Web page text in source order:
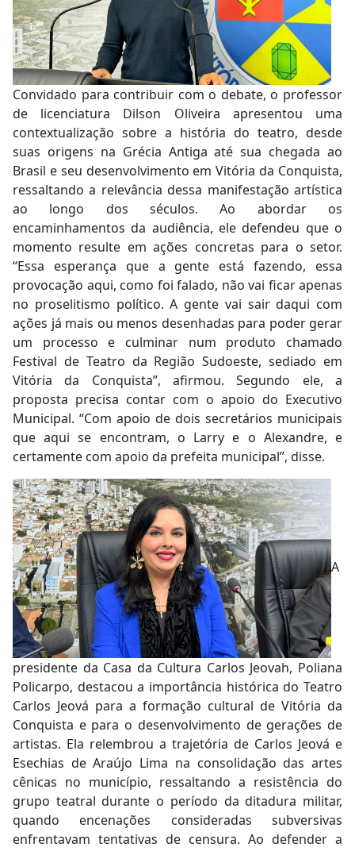
Convidado para contribuir com o debate, o professor
de licenciatura Dilson Oliveira apresentou uma
contextualização sobre a história do teatro, desde
suas origens na Grécia Antiga até sua chegada ao
Brasil e seu desenvolvimento em Vitória da Conquista,
ressaltando a relevância dessa manifestação artística
ao longo dos séculos. Ao abordar os
encaminhamentos da audiência, ele defendeu que o
momento resulte em ações concretas para o setor.
“Essa esperança que a gente está fazendo, essa
provocação aqui, como foi falado, não vai ficar apenas
no proselitismo político. A gente vai sair daqui com
ações já mais ou menos desenhadas para poder gerar
um processo e culminar num produto chamado
Festival de Teatro da Região Sudoeste, sediado em
Vitória da Conquista”, afirmou. Segundo ele, a
proposta precisa contar com o apoio do Executivo
Municipal. “Com apoio de dois secretários municipais
que aqui se encontram, o Larry e o Alexandre, e
certamente com apoio da prefeita municipal”, disse.
A
presidente da Casa da Cultura Carlos Jeovah, Poliana
Policarpo, destacou a importância histórica do Teatro
Carlos Jeová para a formação cultural de Vitória da
Conquista e para o desenvolvimento de gerações de
artistas. Ela relembrou a trajetória de Carlos Jeová e
Esechias de Araújo Lima na consolidação das artes
cênicas no município, ressaltando a resistência do
grupo teatral durante o período da ditadura militar,
quando encenações consideradas subversivas
enfrentavam tentativas de censura. Ao defender a